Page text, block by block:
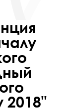
2018"